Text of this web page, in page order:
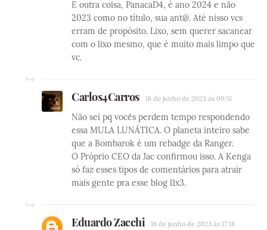
E outra coisa, PanacaD4, é ano 2024 e não
2023 como no título, sua ant@. Até nisso vcs
erram de propósito. Lixo, sem querer sacanear
com o lixo mesmo, que é muito mais limpo que
vc.
Carlos4Carros 18 de junho de 2023 às 09:51
Não sei pq vocês perdem tempo respondendo
essa MULA LUNÁTICA. O planeta inteiro sabe
que a Bombarok é um rebadge da Ranger.
O Próprio CEO da Jac confirmou isso. A Kenga
só faz esses tipos de comentários para atrair
mais gente pra esse blog l1x3.
Eduardo Zacchi 18 de junho de 2023 às 17:18